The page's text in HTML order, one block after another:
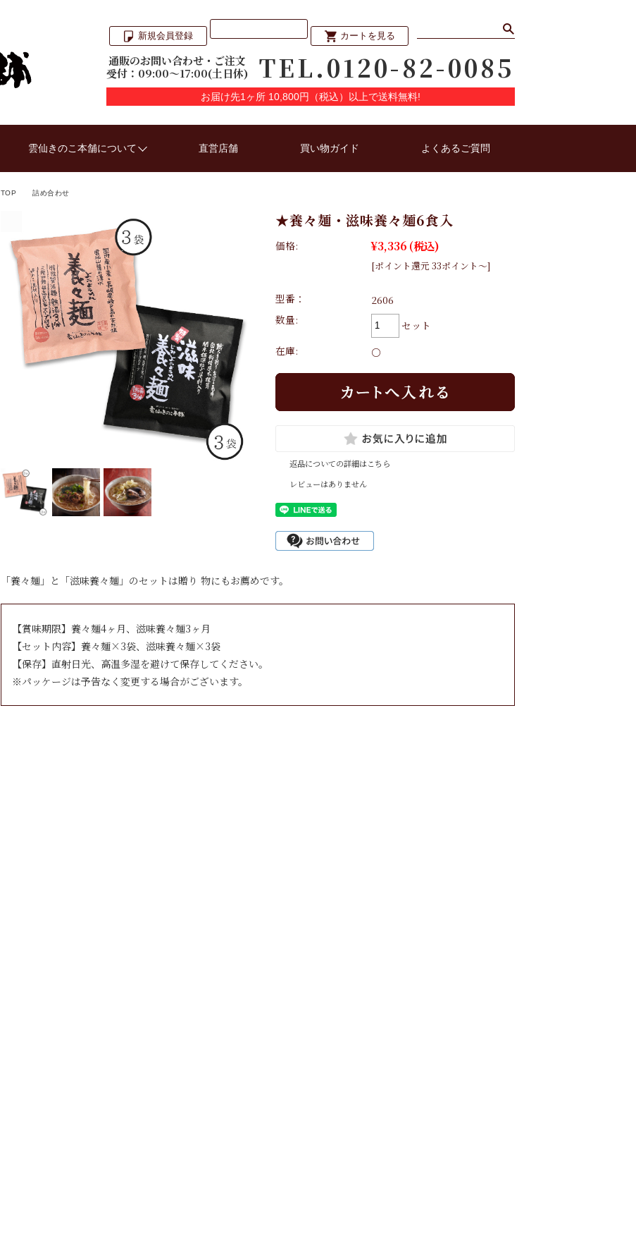
新規会員登録 カートを見る
通販のお問い合わせ・ご注文
受付：09:00〜17:00(土日休)
TEL.0120-82-0085
お届け先1ヶ所 10,800円（税込）以上で送料無料!
雲仙きのこ本舗について 直営店舗 買い物ガイド よくあるご質問
TOP 詰め合わせ
★養々麺・滋味養々麺6食入
価格: ¥3,336 (税込)
[ポイント還元 33ポイント～]
型番：
2606
数量:
セット
在庫:
○
返品についての詳細はこちら
レビューはありません
「養々麺」と「滋味養々麺」のセットは贈り 物にもお薦めです。
【賞味期限】養々麺4ヶ月、滋味養々麺3ヶ月
【セット内容】養々麺×3袋、滋味養々麺×3袋
【保存】直射日光、高温多湿を避けて保存してください。
※パッケージは予告なく変更する場合がございます。